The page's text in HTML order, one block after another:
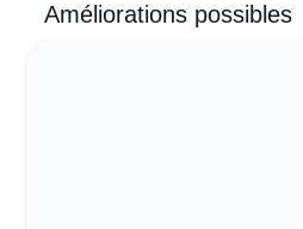
Améliorations possibles